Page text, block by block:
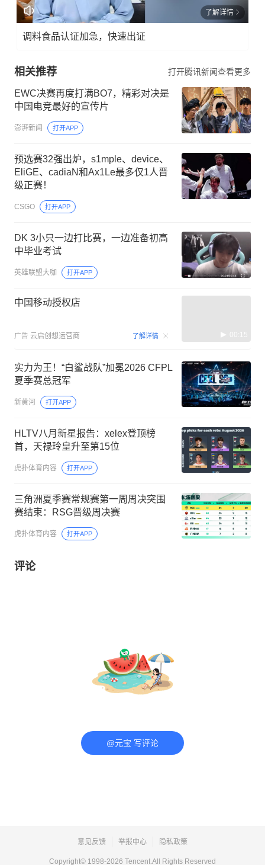
了解详情
调料食品认证加急，快速出证
相关推荐 打开腾讯新闻查看更多
EWC决赛再度打满BO7，精彩对决是
中国电竞最好的宣传片
澎湃新闻 打开APP
预选赛32强出炉，s1mple、device、
EliGE、cadiaN和Ax1Le最多仅1人晋
级正赛！
CSGO 打开APP
DK 3小只一边打比赛，一边准备初高
中毕业考试
英雄联盟大咖 打开APP
中国移动授权店
广告 云启创想运营商 了解详情 00:15
实力为王！“白鲨战队”加冕2026 CFPL
夏季赛总冠军
新黄河 打开APP
HLTV八月新星报告：xelex登顶榜
首，天禄玲皇升至第15位
虎扑体育内容 打开APP
三角洲夏季赛常规赛第一周周决突围
赛结束：RSG晋级周决赛
虎扑体育内容 打开APP
评论
@元宝 写评论
意见反馈 举报中心 隐私政策
Copyright© 1998-2026 Tencent.All Rights Reserved